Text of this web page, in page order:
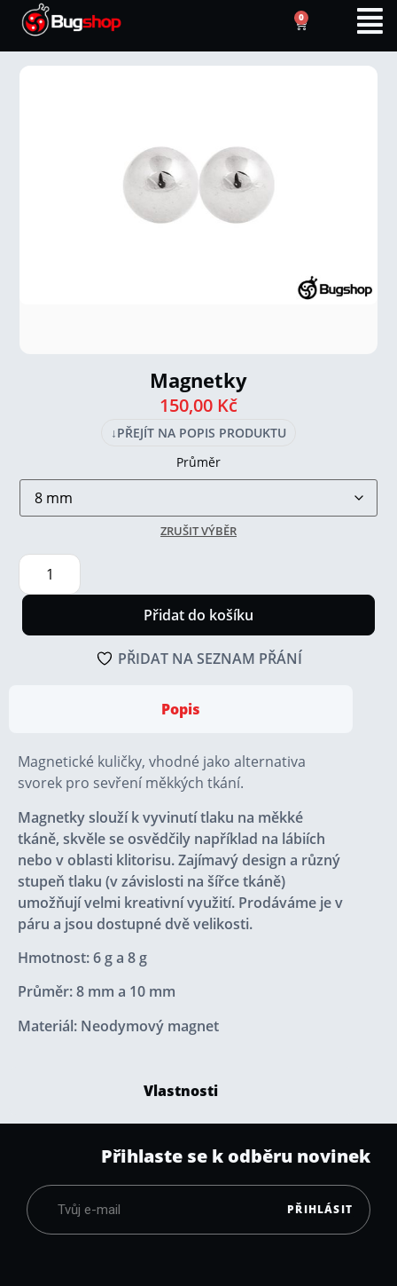
0
Magnetky
150,00 Kč
↓PŘEJÍT NA POPIS PRODUKTU
Průměr
ZRUŠIT VÝBĚR
Přidat do košíku
PŘIDAT NA SEZNAM PŘÁNÍ
Popis
Vlastnosti
Magnetické kuličky, vhodné jako alternativa
svorek pro sevření měkkých tkání.
Magnetky slouží k vyvinutí tlaku na měkké
tkáně, skvěle se osvědčily například na lábiích
nebo v oblasti klitorisu. Zajímavý design a různý
stupeň tlaku (v závislosti na šířce tkáně)
umožňují velmi kreativní využití. Prodáváme je v
páru a jsou dostupné dvě velikosti.
Hmotnost: 6 g a 8 g
Průměr: 8 mm a 10 mm
Materiál: Neodymový magnet
Přihlaste se k odběru novinek
PŘIHLÁSIT